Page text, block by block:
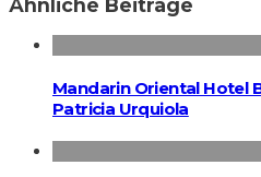
Ähnliche Beiträge
Mandarin Oriental Hotel
Patricia Urquiola